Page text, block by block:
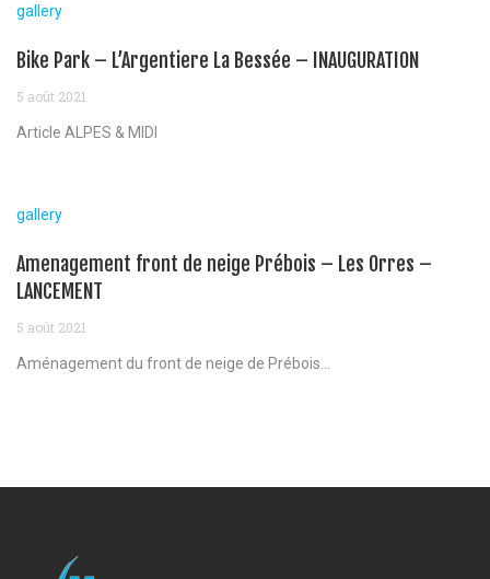
gallery
Bike Park – L’Argentiere La Bessée – INAUGURATION
5 août 2021
Article ALPES & MIDI
gallery
Amenagement front de neige Prébois – Les Orres –
LANCEMENT
5 août 2021
Aménagement du front de neige de Prébois...